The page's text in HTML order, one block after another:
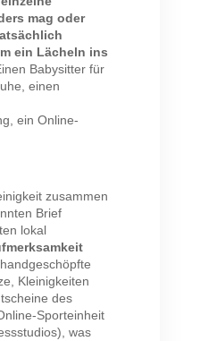
mag oder
ein Lächeln ins
Babysitter für
einen
ein Online-
zusammen
Brief
lokal
Kleinigkeiten
des
Sporteinheit
was